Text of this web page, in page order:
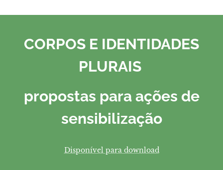
CORPOS E IDENTIDADES
PLURAIS
propostas para ações de
sensibilização
Disponível para download